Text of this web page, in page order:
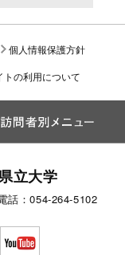
個人情報保護方針
トの利用について
立大学
話：054-264-5102